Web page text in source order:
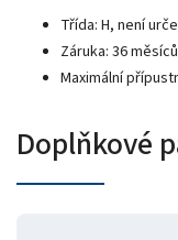
Třída: H, není
Záruka: 36 měsíců
Maximální
Doplňkové